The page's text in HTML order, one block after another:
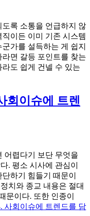
록 소통을 언급하지 않
이든 이미 기존 시스템
가를 설득하는 게 쉽지
면 갈등 포인트를 찾는
도 쉽게 건넬 수 있는
회이슈에 트렌
어렵다기 보단 무엇을
. 평소 시사에 관심이
하기 힘들기 때문이
치와 종교 내용은 절대
문이다. 또한 인종이
사회이슈에 트렌드를 담